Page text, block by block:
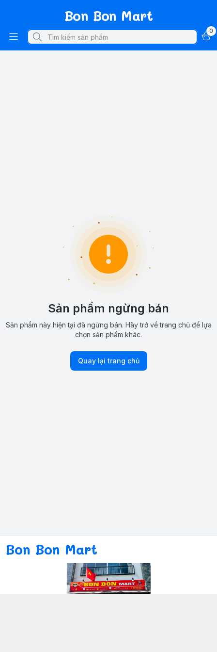
Bon Bon Mart
0
Sản phẩm ngừng bán
Sản phẩm này hiện tại đã ngừng bán. Hãy trở về trang chủ để lựa
chọn sản phẩm khác.
Quay lại trang chủ
Bon Bon Mart